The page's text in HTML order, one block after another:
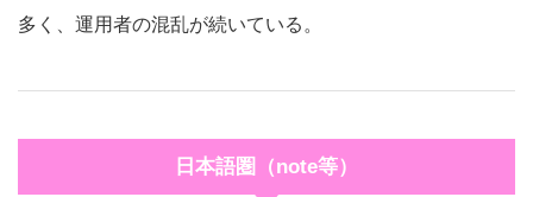
多く、運用者の混乱が続いている。
日本語圏（note等）